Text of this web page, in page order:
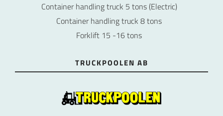
Container handling truck 5 tons (Electric)
Container handling truck 8 tons
Forklift 15 -16 tons
TRUCKPOOLEN AB